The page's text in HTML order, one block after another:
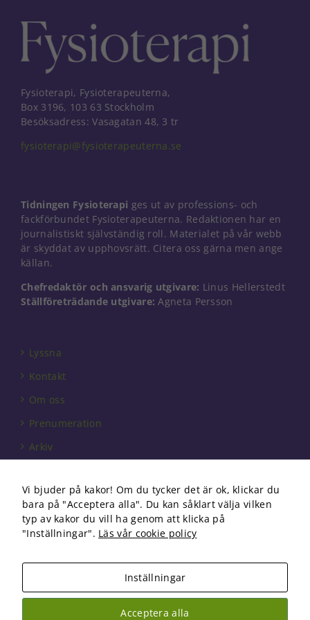
Fysioterapi, Fysioterapeuterna,
Box 3196, 103 63 Stockholm
Besöksadress: Vasagatan 48, 3 tr
fysioterapi@fysioterapeuterna.se
Tidningen Fysioterapi ges ut av professions- och
fackförbundet Fysioterapeuterna. Redaktionen har en
journalistiskt självständig roll. Materialet på vår webb
är skyddat av upphovsrätt. Citera oss gärna men ange
källan.
Chefredaktör och ansvarig utgivare: Linus Hellerstedt
Ställföreträdande utgivare: Agneta Persson
Lyssna
Kontakt
Om oss
Prenumeration
Arkiv
Förbundet
Om cookies
Copyright 2026 Fysioterapi | All Rights Reserved
Vi bjuder på kakor! Om du tycker det är ok, klickar du
bara på "Acceptera alla". Du kan såklart välja vilken
typ av kakor du vill ha genom att klicka på
"Inställningar". Läs vår cookie policy
Inställningar
Acceptera alla
och
uppbyggnad,
Upplevelse
bra som
möjligt under
ditt besök.
Om du nekar
kommer viss
funktionalitet
chansen att få se
anpassat innehåll
och erbjudanden.